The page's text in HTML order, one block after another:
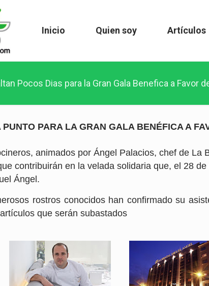
Inicio Quien soy Artículos
Pocos Dias para la Gran Gala Benefica a Favor
PUNTO PARA LA GRAN GALA BENÉFICA A
animados por Ángel Palacios, chef de La
contribuirán en la velada solidaria que, el 28 de
Ángel.
rostros conocidos han confirmado su
que serán subastados